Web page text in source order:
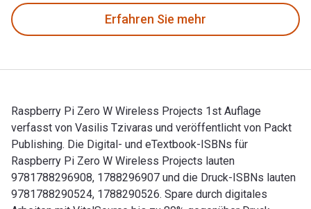
Erfahren Sie mehr
Raspberry Pi Zero W Wireless Projects 1st Auflage
verfasst von Vasilis Tzivaras und veröffentlicht von Packt
Publishing. Die Digital- und eTextbook-ISBNs für
Raspberry Pi Zero W Wireless Projects lauten
9781788296908, 1788296907 und die Druck-ISBNs lauten
9781788290524, 1788290526. Spare durch digitales